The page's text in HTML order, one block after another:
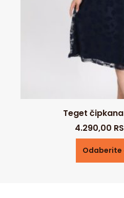
Teget
4.290,00
Odaberite